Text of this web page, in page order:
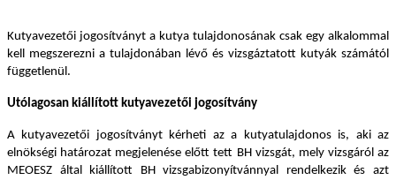
Kutyavezetői jogosítványt a kutya tulajdonosának csak egy alkalommal
kell megszerezni a tulajdonában lévő és vizsgáztatott kutyák számától
függetlenül.
Utólagosan kiállított kutyavezetői jogosítvány
A kutyavezetői jogosítványt kérheti az a kutyatulajdonos is, aki az
elnökségi határozat megjelenése előtt tett BH vizsgát, mely vizsgáról az
MEOESZ által kiállított BH vizsgabizonyítvánnyal rendelkezik és azt